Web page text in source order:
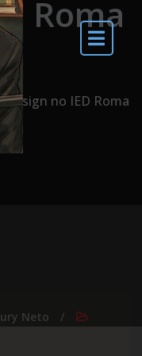
Roma
Design no IED Roma
Neto